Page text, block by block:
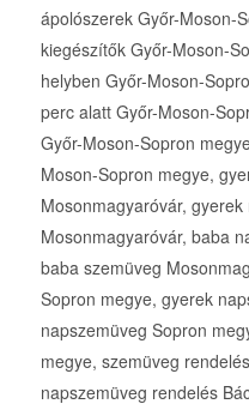
ápolószerek Győr-Moson-
kiegészítők Győr-Moson-
helyben Győr-Moson-
perc alatt Győr-Moson-
Győr-Moson-Sopron
Moson-Sopron megye,
Mosonmagyaróvár,
Mosonmagyaróvár, baba
baba szemüveg
Sopron megye, gyerek
napszemüveg Sopron
megye, szemüveg
napszemüveg rendelés